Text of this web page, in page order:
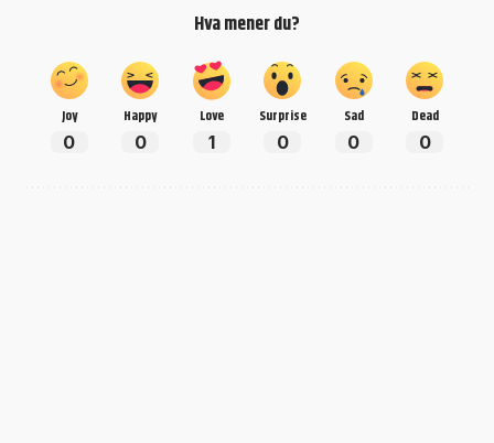
Hva mener du?
Joy
0
Happy
0
Love
1
Surprise
0
Sad
0
Dead
0